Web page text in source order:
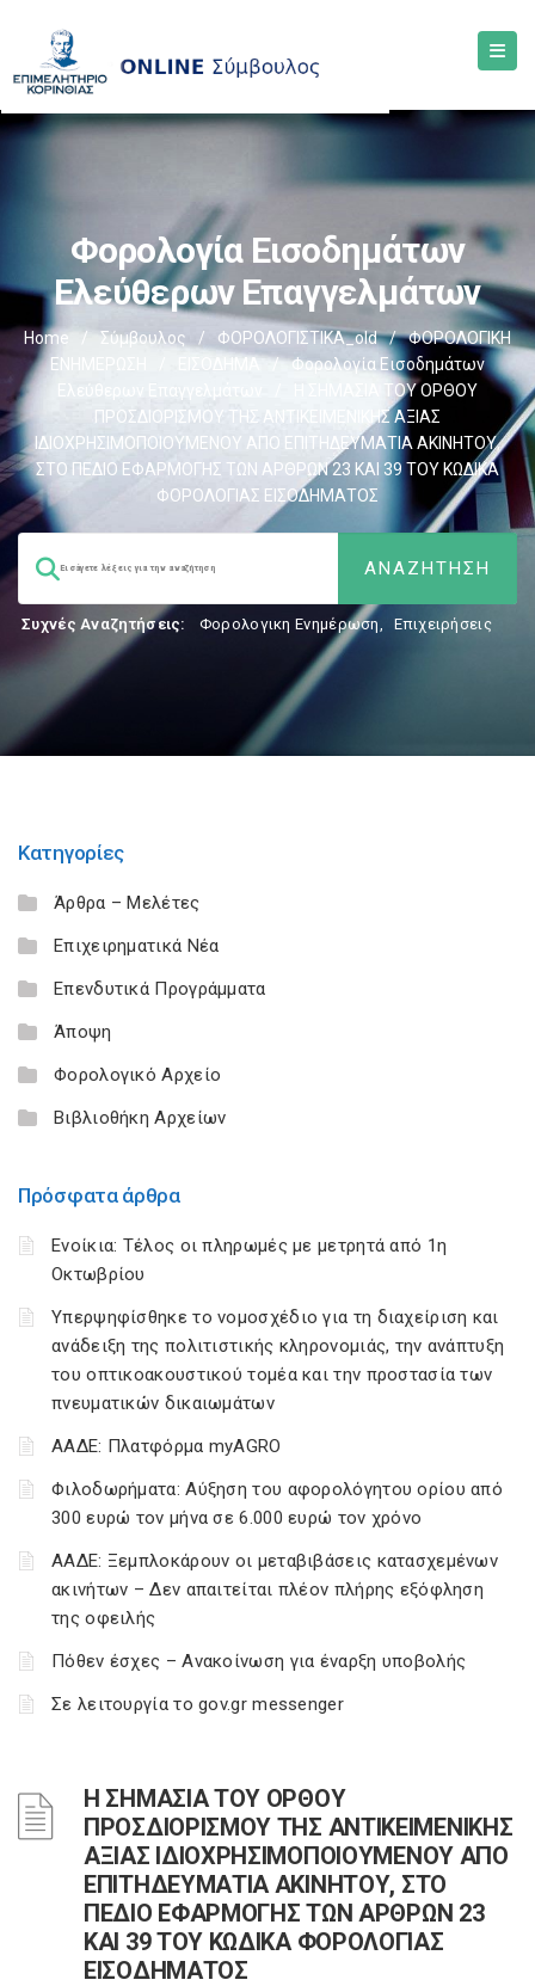
Φορολογία Εισοδημάτων
Ελεύθερων Επαγγελμάτων
Home / Σύμβουλος / ΦΟΡΟΛΟΓΙΣΤΙΚΑ_old /
ΦΟΡΟΛΟΓΙΚΗ
ΕΝΗΜΕΡΩΣΗ
ΕΙΣΟΔΗΜΑ /
Φορολογία Εισοδημάτων
Ελεύθερων Επαγγελμάτων
Η ΣΗΜΑΣΙΑ ΤΟΥ ΟΡΘΟΥ
ΠΡΟΣΔΙΟΡΙΣΜΟΥ ΤΗΣ ΑΝΤΙΚΕΙΜΕΝΙΚΗΣ ΑΞΙΑΣ
ΙΔΙΟΧΡΗΣΙΜΟΠΟΙΟΥΜΕΝΟΥ ΑΠΟ ΕΠΙΤΗΔΕΥΜΑΤΙΑ ΑΚΙΝΗΤΟΥ,
ΣΤΟ ΠΕΔΙΟ ΕΦΑΡΜΟΓΗΣ ΤΩΝ ΑΡΘΡΩΝ 23 ΚΑΙ 39 ΤΟΥ ΚΩΔΙΚΑ
ΦΟΡΟΛΟΓΙΑΣ ΕΙΣΟΔΗΜΑΤΟΣ
Συχνές Αναζητήσεις: Φορολογικη Ενημέρωση, Επιχειρήσεις
Κατηγορίες
Άρθρα – Μελέτες
Επιχειρηματικά Νέα
Επενδυτικά Προγράμματα
Άποψη
Φορολογικό Αρχείο
Βιβλιοθήκη Αρχείων
Πρόσφατα άρθρα
Ενοίκια: Τέλος οι πληρωμές με μετρητά από 1η
Οκτωβρίου
Υπερψηφίσθηκε το νομοσχέδιο για τη διαχείριση και
ανάδειξη της πολιτιστικής κληρονομιάς, την ανάπτυξη
του οπτικοακουστικού τομέα και την προστασία των
πνευματικών δικαιωμάτων
ΑΑΔΕ: Πλατφόρμα myAGRO
Φιλοδωρήματα: Αύξηση του αφορολόγητου ορίου από
300 ευρώ τον μήνα σε 6.000 ευρώ τον χρόνο
ΑΑΔΕ: Ξεμπλοκάρουν οι μεταβιβάσεις κατασχεμένων
ακινήτων – Δεν απαιτείται πλέον πλήρης εξόφληση
της οφειλής
Πόθεν έσχες – Ανακοίνωση για έναρξη υποβολής
Σε λειτουργία το gov.gr messenger
Η ΣΗΜΑΣΙΑ ΤΟΥ ΟΡΘΟΥ
ΠΡΟΣΔΙΟΡΙΣΜΟΥ ΤΗΣ ΑΝΤΙΚΕΙΜΕΝΙΚΗΣ
ΑΞΙΑΣ ΙΔΙΟΧΡΗΣΙΜΟΠΟΙΟΥΜΕΝΟΥ ΑΠΟ
ΕΠΙΤΗΔΕΥΜΑΤΙΑ ΑΚΙΝΗΤΟΥ, ΣΤΟ
ΠΕΔΙΟ ΕΦΑΡΜΟΓΗΣ ΤΩΝ ΑΡΘΡΩΝ 23
ΚΑΙ 39 ΤΟΥ ΚΩΔΙΚΑ ΦΟΡΟΛΟΓΙΑΣ
ΕΙΣΟΔΗΜΑΤΟΣ